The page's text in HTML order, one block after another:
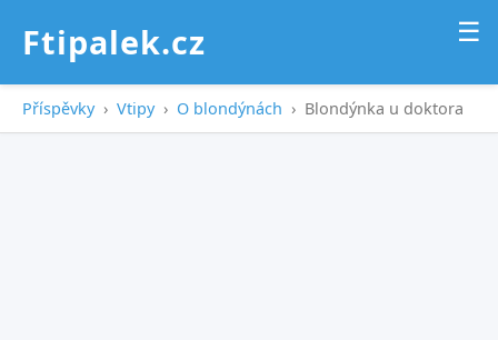
Ftipalek.cz ☰
Příspěvky › Vtipy › O blondýnách › Blondýnka u doktora